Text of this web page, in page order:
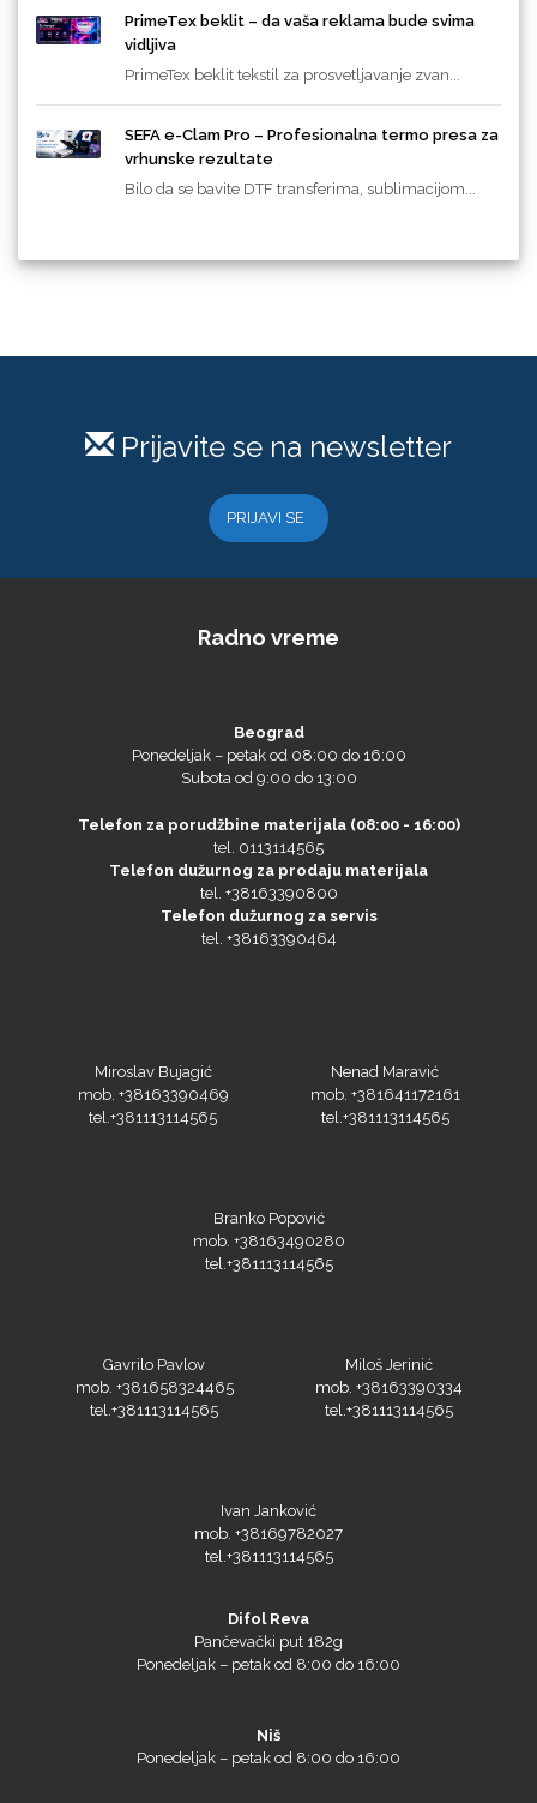
PrimeTex beklit – da vaša reklama bude svima
vidljiva
PrimeTex beklit tekstil za prosvetljavanje zvan...
SEFA e-Clam Pro – Profesionalna termo presa za
vrhunske rezultate
Bilo da se bavite DTF transferima, sublimacijom...
Prijavite se na newsletter
PRIJAVI SE
Radno vreme
Beograd
Ponedeljak – petak od 08:00 do 16:00
Subota od 9:00 do 13:00
Telefon za porudžbine materijala (08:00 - 16:00)
tel. 0113114565
Telefon dužurnog za prodaju materijala
tel. +38163390800
Telefon dužurnog za servis
tel. +38163390464
Miroslav Bujagić
mob. +38163390469
tel.+381113114565
Nenad Maravić
mob. +381641172161
tel.+381113114565
Branko Popović
mob. +38163490280
tel.+381113114565
Gavrilo Pavlov
mob. +381658324465
tel.+381113114565
Miloš Jerinić
mob. +38163390334
tel.+381113114565
Ivan Janković
mob. +38169782027
tel.+381113114565
Difol Reva
Pančevački put 182g
Ponedeljak – petak od 8:00 do 16:00
Niš
Ponedeljak – petak od 8:00 do 16:00